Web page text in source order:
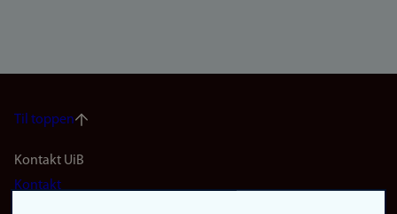
Til toppen
Footer
Kontakt UiB
Kontakt